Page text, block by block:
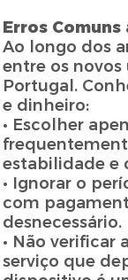
Erros Comuns
Ao longo dos
entre os
Portugal.
e dinheiro:
• Escolher
estabilidade e
• Ignorar o
com
desnecessário.
• Não
serviço que